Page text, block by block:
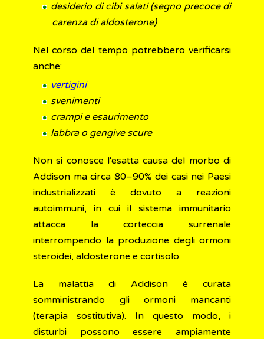
desiderio di cibi salati (segno precoce di
carenza di aldosterone)
Nel corso del tempo potrebbero verificarsi
anche:
vertigini
svenimenti
crampi e esaurimento
labbra o gengive scure
Non si conosce l'esatta causa del morbo di
Addison ma circa 80–90% dei casi nei Paesi
industrializzati è dovuto a reazioni
autoimmuni, in cui il sistema immunitario
attacca la corteccia surrenale
interrompendo la produzione degli ormoni
steroidei, aldosterone e cortisolo.
La malattia di Addison è curata
somministrando gli ormoni mancanti
(terapia sostitutiva). In questo modo, i
disturbi possono essere ampiamente